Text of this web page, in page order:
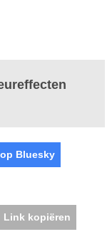
Bluesky
Link kopiëren